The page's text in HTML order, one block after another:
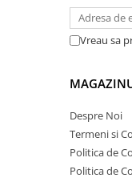
Vreau sa
Despre Noi
Termeni si
Politica de
Politica de